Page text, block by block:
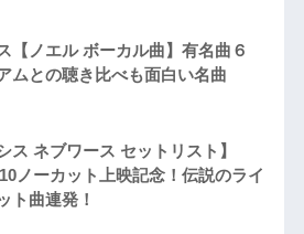
【ノエル ボーカル曲】有名曲６
ムとの聴き比べも面白い名曲
ス ネブワース セットリスト】
ノーカット上映記念！伝説のライ
ト曲連発！